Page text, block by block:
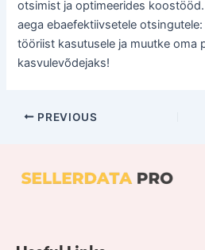
otsimist ja optimeerides
aega ebaefektiivsetele
tööriist kasutusele ja muutke oma
kasvulevõdejaks!
PREVIOUS